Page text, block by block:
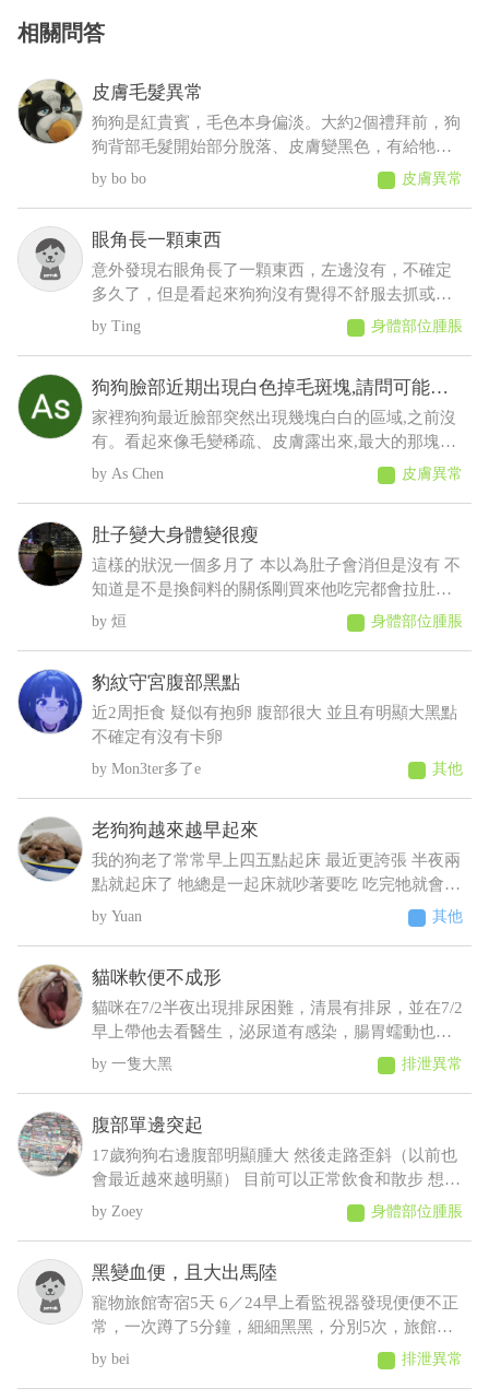
相關問答
皮膚毛髮異常
狗狗是紅貴賓，毛色本身偏淡。大約2個禮拜前，狗
狗背部毛髮開始部分脫落、皮膚變黑色，有給牠擦
人類的藥物(不知道會不會怎樣......)，也有帶去看獸
醫，但獸醫說這是正常老化不會怎樣，可是牠才5
bo bo 皮膚異常
眼角長一顆東西
意外發現右眼角長了一顆東西，左邊沒有，不確定
多久了，但是看起來狗狗沒有覺得不舒服去抓或流
眼淚等等之類的，想請問這是什麼？會不會影響眼
Ting 身體部位腫脹
狗狗臉部近期出現白色掉毛斑塊,請問可能是
什麼原因
家裡狗狗最近臉部突然出現幾塊白白的區域,之前沒
有。看起來像毛變稀疏、皮膚露出來,最大的那塊有
點像有皮屑,但沒有看到流血、 化膿或明顯紅腫。
狗狗目前看起來精神、食慾都正常,也沒有一直抓臉
他皮膚問題?
As Chen 皮膚異常
肚子變大身體變很瘦
這樣的狀況一個多月了 本以為肚子會消但是沒有 不
知道是不是換飼料的關係剛買來他吃完都會拉肚子
後來就少量多餐就比較不會拉了以前飼料都吃很快
現在都吃很慢有時候還沒有吃完 反而人在吃的他都
現在沒長多少出來變很瘦看得到肋骨 請問醫師這是
什麼狀況????????
烜 身體部位腫脹
豹紋守宮腹部黑點
近2周拒食 疑似有抱卵 腹部很大 並且有明顯大黑點
不確定有沒有卡卵
Mon3ter多了e 其他
老狗狗越來越早起來
我的狗老了常常早上四五點起床 最近更誇張 半夜兩
點就起床了 牠總是一起床就吵著要吃 吃完牠就會乖
乖睡回去 不吃牠就一直抓門一直來回踱步 我明明晚
上十點才給牠吃過 增加了散步次數 結果好像更糟
都是罐頭加水或羊奶稀釋給牠才會喝 這樣子可能是
什麼疾病呀 建議要做什麼檢查呢
Yuan 其他
貓咪軟便不成形
貓咪在7/2半夜出現排尿困難，清晨有排尿，並在7/2
早上帶他去看醫生，泌尿道有感染，腸胃蠕動也變
慢，目前在吃消炎藥和胃藥，昨日貓咪排便時軟便
但有成型，而今日排便軟便並未成型，貓咪在前陣
成型的
一隻大黑 排泄異常
腹部單邊突起
17歲狗狗右邊腹部明顯腫大 然後走路歪斜（以前也
會最近越來越明顯） 目前可以正常飲食和散步 想請
問可能會是什麼狀況，謝謝
Zoey 身體部位腫脹
黑變血便，且大出馬陸
寵物旅館寄宿5天 6／24早上看監視器發現便便不正
常，一次蹲了5分鐘，細細黑黑，分別5次，旅館通
報早上吐 中午接回，回來不進食，只喝水，且晚間
拉了2次黑便〔帶紅果凍型態的晶體〕 6／25 清晨
bei 排泄異常